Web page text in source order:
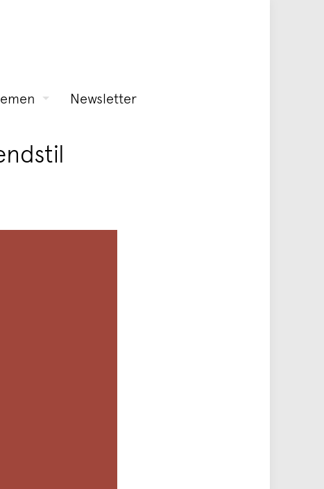
Newsletter